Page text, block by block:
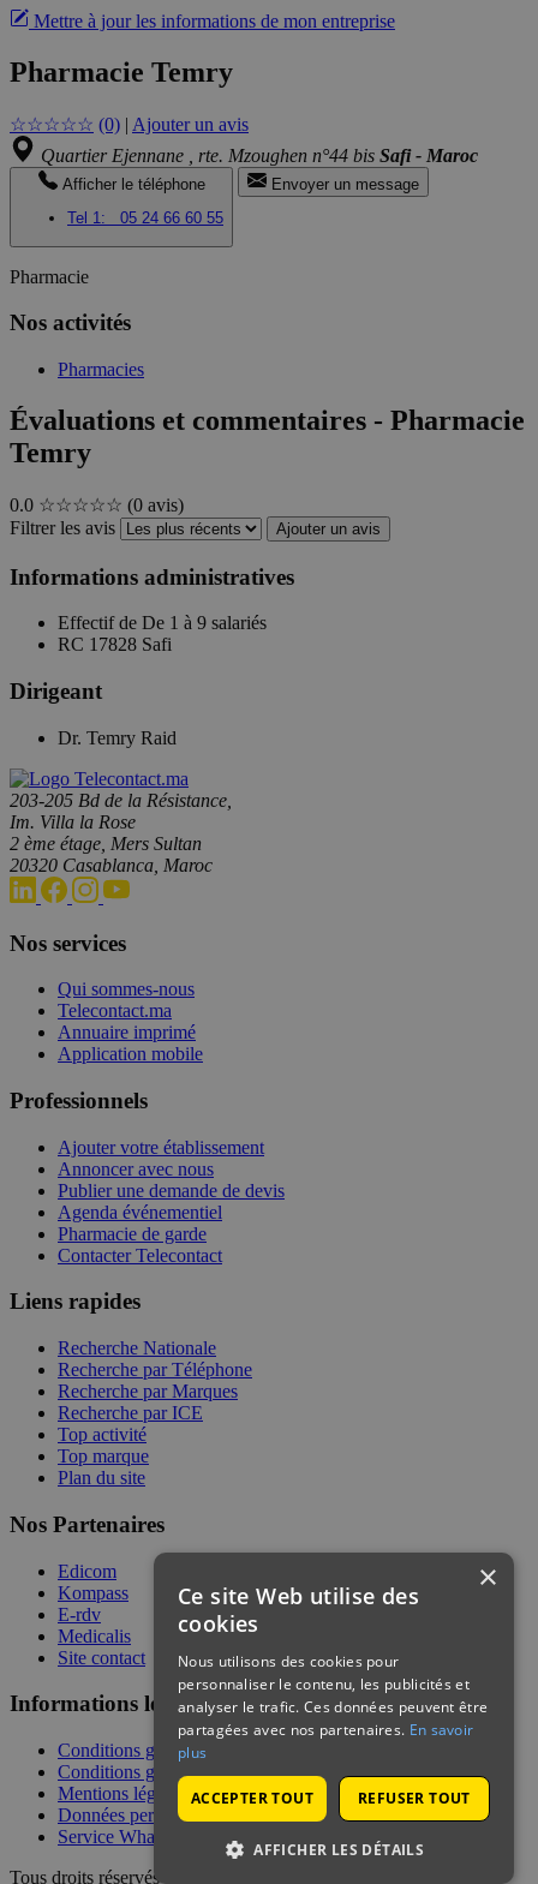
Mettre à jour les informations de mon entreprise
Pharmacie Temry
☆☆☆☆☆ (0) | Ajouter un avis
Quartier Ejennane , rte. Mzoughen n°44 bis Safi - Maroc
Afficher le téléphone
Tel 1:
05 24 66 60 55
Envoyer un message
Pharmacie
Nos activités
Pharmacies
Évaluations et commentaires - Pharmacie
Temry
0.0 ☆☆☆☆☆ (0 avis)
Filtrer les avis
Ajouter un avis
Informations administratives
Effectif de De 1 à 9 salariés
RC 17828 Safi
Dirigeant
Dr. Temry Raid
203-205 Bd de la Résistance,
Im. Villa la Rose
2 ème étage, Mers Sultan
20320 Casablanca, Maroc
Nos services
Qui sommes-nous
Telecontact.ma
Annuaire imprimé
Application mobile
Professionnels
Ajouter votre établissement
Annoncer avec nous
Publier une demande de devis
Agenda événementiel
Pharmacie de garde
Contacter Telecontact
Liens rapides
Recherche Nationale
Recherche par Téléphone
Recherche par Marques
Recherche par ICE
Top activité
Top marque
Plan du site
Nos Partenaires
Edicom
Kompass
E-rdv
Medicalis
Site contact
Informations légales
Conditions générales de services
Conditions générales de vente
Mentions légales
Données personnelles
Service WhatsApp
Tous droits réservés | © Telecontact 2026
×
Ce site Web utilise des
cookies
Nous utilisons des cookies pour
personnaliser le contenu, les publicités et
analyser le trafic. Ces données peuvent être
partagées avec nos partenaires. En savoir
plus
ACCEPTER TOUT REFUSER TOUT
AFFICHER LES DÉTAILS